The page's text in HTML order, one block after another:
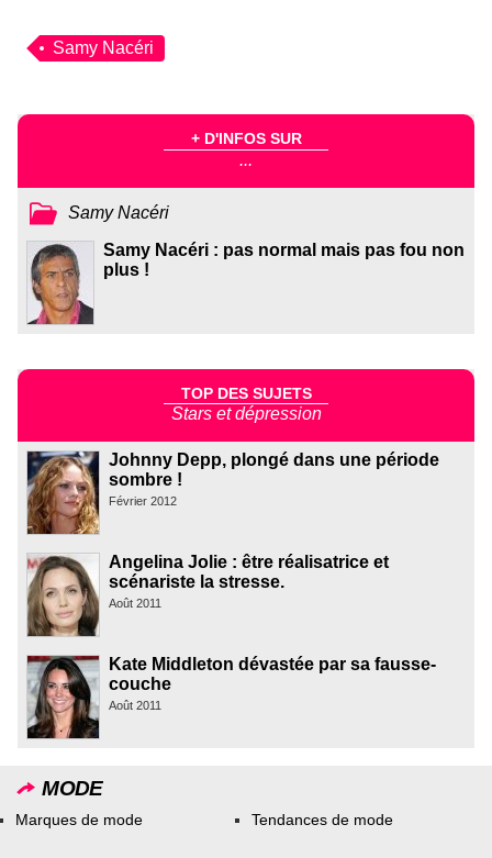
Samy Nacéri
+ D'INFOS SUR
...
Samy Nacéri
Samy Nacéri : pas normal mais pas fou non
plus !
TOP DES SUJETS
Stars et dépression
Johnny Depp, plongé dans une période
sombre !
Février 2012
Angelina Jolie : être réalisatrice et
scénariste la stresse.
Août 2011
Kate Middleton dévastée par sa fausse-
couche
Août 2011
MODE
Marques de mode Tendances de mode